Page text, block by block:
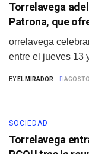
Torrelavega
Patrona, que
orrelavega
entre el jueves 13
BY EL MIRADOR
SOCIEDAD
Torrelavega